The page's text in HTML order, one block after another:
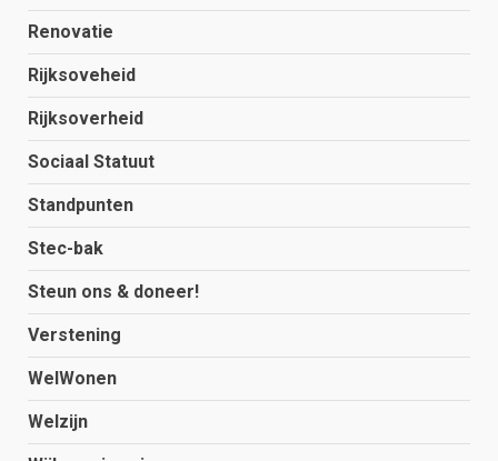
Renovatie
Rijksoveheid
Rijksoverheid
Sociaal Statuut
Standpunten
Stec-bak
Steun ons & doneer!
Verstening
WelWonen
Welzijn